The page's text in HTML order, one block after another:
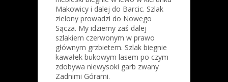
Makowicy i dalej do Barcic. Szlak
zielony prowadzi do Nowego
Sącza. My idziemy zaś dalej
szlakiem czerwonym w prawo
głównym grzbietem. Szlak biegnie
kawałek bukowym lasem po czym
zdobywa niewysoki garb zwany
Zadnimi Górami.